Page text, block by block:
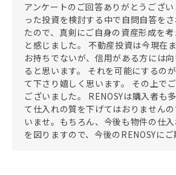
アンケートのご回答ありがとうござ
った投資を検討する中で自問自答を
たので、真剣にご自身の資産形成を
と感じました。 不動産投資は今現在
お持ちでないが、信用がある方には
ると思います。 それを可能にするの
て下さり嬉しく思います。 その上で
ございました。 RENOSYは購入者も
て仕入れの質を下げてはおりません
いませ。もちろん、今後も物件の仕
を図りますので、今後のRENOSYにご